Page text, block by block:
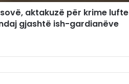
aktakuzë për krime lufte
gjashtë ish-gardianëve